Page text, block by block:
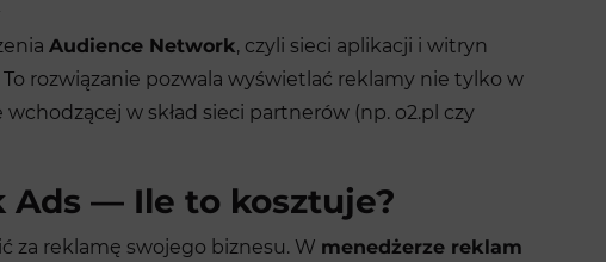
Audience Network, czyli sieci aplikacji i witryn
rozwiązanie pozwala wyświetlać reklamy nie tylko w
w skład sieci partnerów (np. o2.pl czy
Ads — Ile to kosztuje?
za reklamę swojego biznesu. W menedżerze reklam